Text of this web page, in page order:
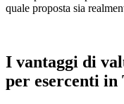
quale proposta sia
I vantaggi di
per esercenti in